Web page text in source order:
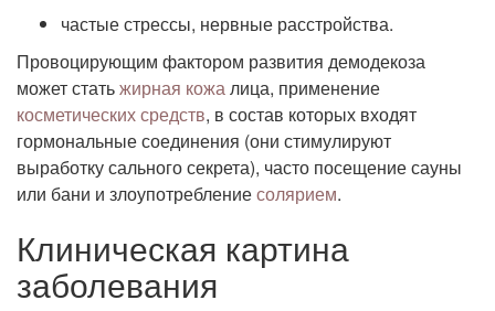
частые стрессы, нервные расстройства.
Провоцирующим фактором развития демодекоза
может статьжирная кожалица, применение
косметических средств, в состав которых входят
гормональные соединения (они стимулируют
выработку сального секрета), часто посещение сауны
или бани и злоупотреблениесолярием.
Клиническая картина
заболевания